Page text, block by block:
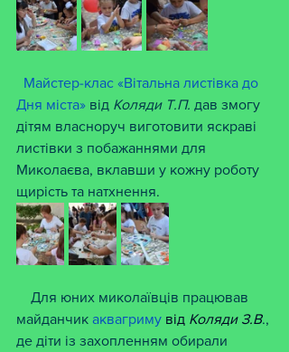
Майстер-клас «Вітальна листівка до
Дня міста» від Коляди Т.П. дав змогу
дітям власноруч виготовити яскраві
листівки з побажаннями для
Миколаєва, вклавши у кожну роботу
щирість та натхнення.
майданчик аквагриму від Коляди З.В.,
де діти із захопленням обирали